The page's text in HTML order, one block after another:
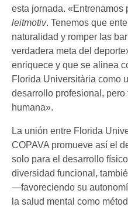
esta jornada. «Entrenamos
leitmotiv. Tenemos que
naturalidad y romper las
verdadera meta del
enriquece y que se alinea
Florida Universitària como
desarrollo profesional,
humana».
La unión entre Florida
COPAVA promueve así el
solo para el desarrollo
diversidad funcional,
—favoreciendo su
la salud mental como